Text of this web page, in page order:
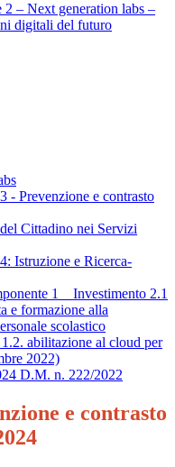
– Next generation labs –
digitali del futuro
- Prevenzione e contrasto
Cittadino nei Servizi
Istruzione e Ricerca-
1 _ Investimento 2.1
e formazione alla
scolastico
abilitazione al cloud per
2022)
D.M. n. 222/2022
e contrasto